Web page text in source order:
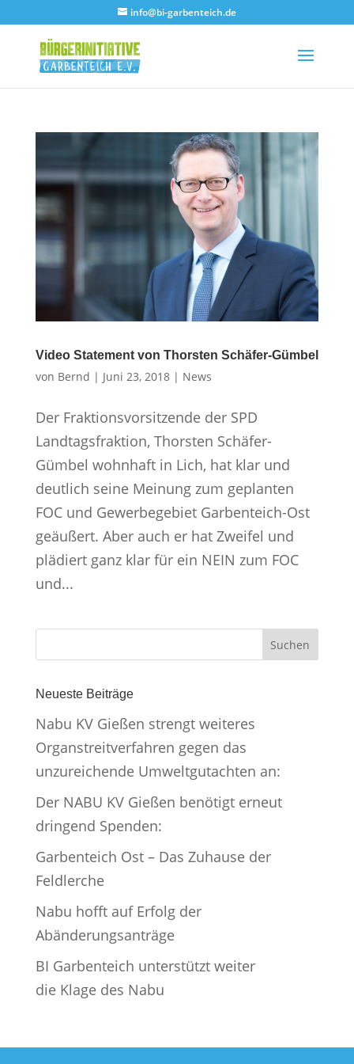
info@bi-garbenteich.de
Video Statement von Thorsten Schäfer-Gümbel
von Bernd | Juni 23, 2018| News
Der Fraktionsvorsitzende der SPD
Landtagsfraktion, Thorsten Schäfer-
Gümbel wohnhaft in Lich, hat klar und
deutlich seine Meinung zum geplanten
FOC und Gewerbegebiet Garbenteich-Ost
geäußert. Aber auch er hat Zweifel und
plädiert ganz klar für ein NEIN zum FOC
und...
Neueste Beiträge
Nabu KV Gießen strengt weiteres
Organstreitverfahren gegen das
unzureichende Umweltgutachten an:
Der NABU KV Gießen benötigt erneut
dringend Spenden:
Garbenteich Ost – Das Zuhause der
Feldlerche
Nabu hofft auf Erfolg der
Abänderungsanträge
BI Garbenteich unterstützt weiter
die Klage des Nabu